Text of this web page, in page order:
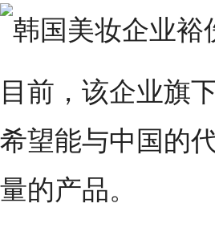
目前，该企业旗
希望能与中国的
量的产品。